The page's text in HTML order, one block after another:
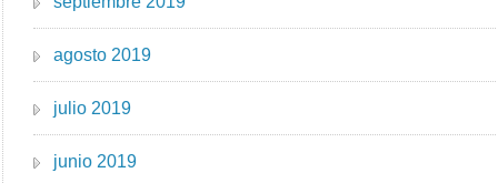
agosto 2019
julio 2019
junio 2019